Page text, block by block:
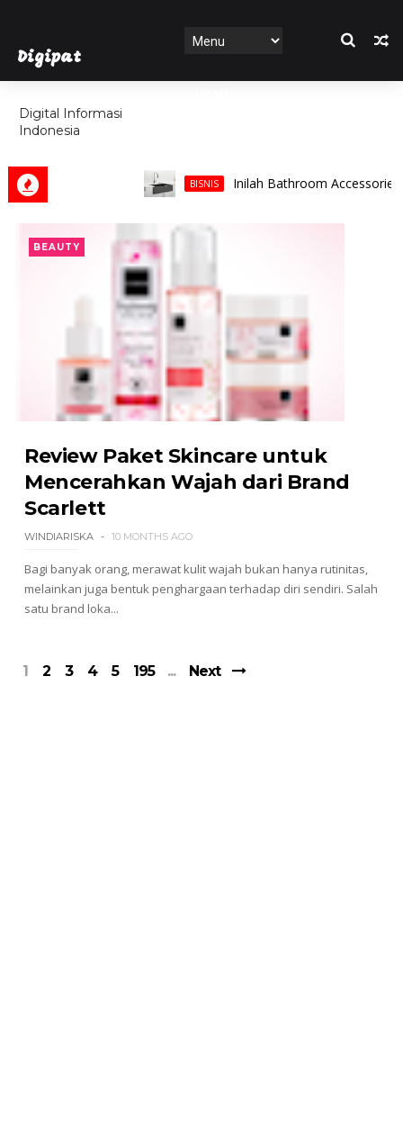
Digipat
Digital Informasi
Indonesia
FEATURES
BISNIS Inilah Bathroom Accessories
BEAUTY
Review Paket Skincare untuk
Mencerahkan Wajah dari Brand
Scarlett
WINDIARISKA 10 MONTHS AGO
Bagi banyak orang, merawat kulit wajah bukan hanya rutinitas,
melainkan juga bentuk penghargaan terhadap diri sendiri. Salah
satu brand loka...
1 2 3 4 5 195 Next